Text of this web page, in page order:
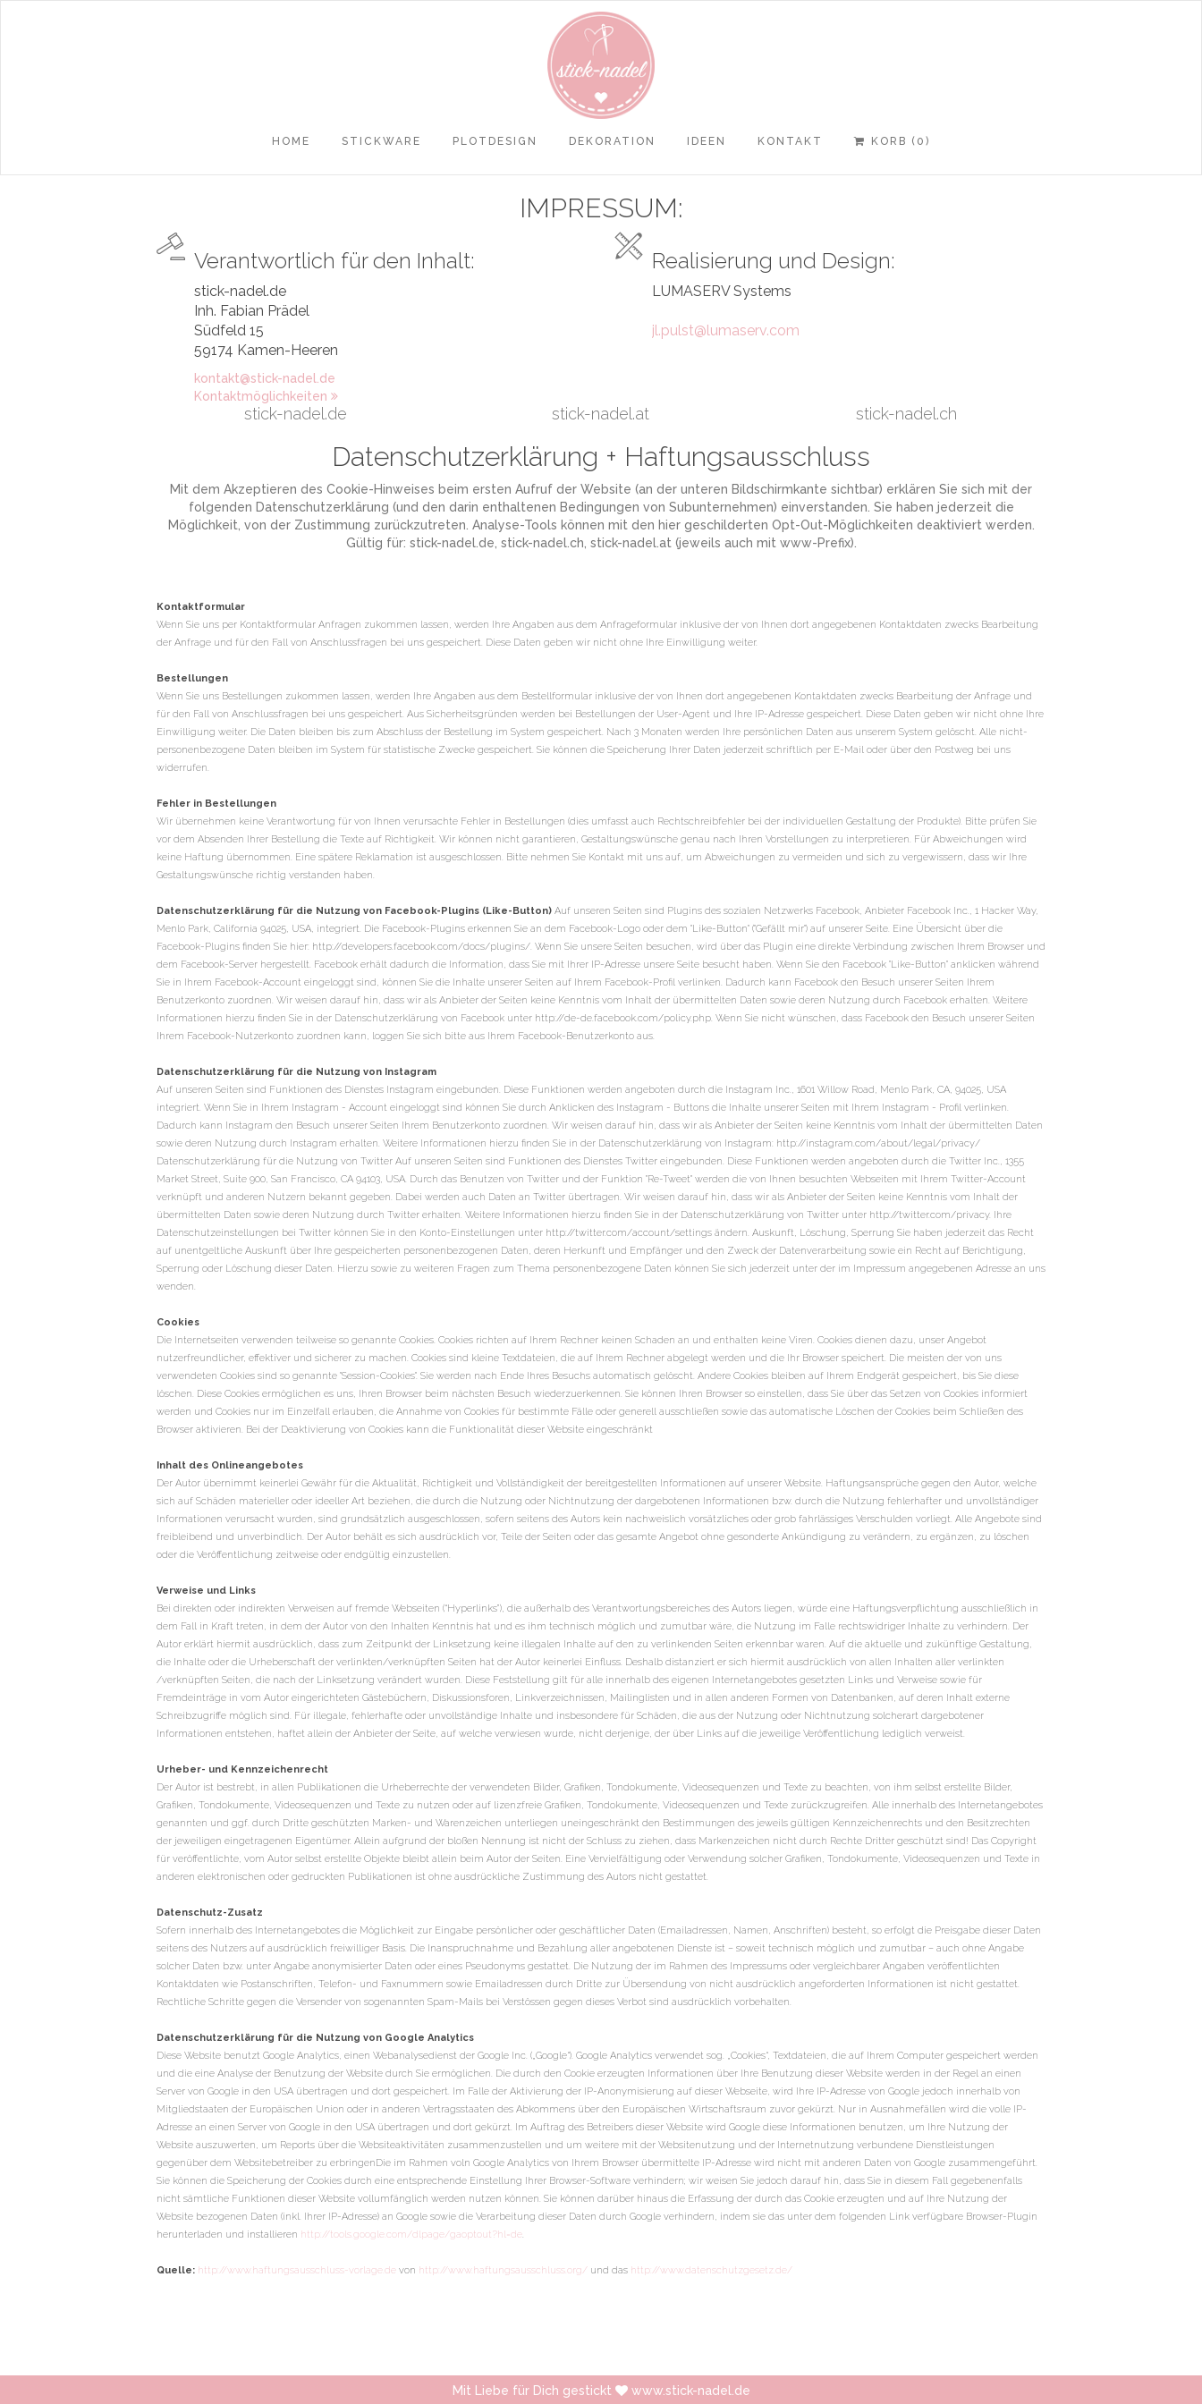
HOME STICKWARE PLOTDESIGN DEKORATION IDEEN KONTAKT KORB ( 0 )
IMPRESSUM:
Verantwortlich für den Inhalt:
stick-nadel.de
Inh. Fabian Prädel
Südfeld 15
59174 Kamen-Heeren
kontakt@stick-nadel.de
Kontaktmöglichkeiten
Realisierung und Design:
LUMASERV Systems
jl.pulst@lumaserv.com
stick-nadel.de stick-nadel.at stick-nadel.ch
Datenschutzerklärung + Haftungsausschluss
Mit dem Akzeptieren des Cookie-Hinweises beim ersten Aufruf der Website (an der unteren Bildschirmkante sichtbar) erklären Sie sich mit der
folgenden Datenschutzerklärung (und den darin enthaltenen Bedingungen von Subunternehmen) einverstanden. Sie haben jederzeit die
Möglichkeit, von der Zustimmung zurückzutreten. Analyse-Tools können mit den hier geschilderten Opt-Out-Möglichkeiten deaktiviert werden.
Gültig für: stick-nadel.de, stick-nadel.ch, stick-nadel.at (jeweils auch mit www-Prefix).
Kontaktformular
Wenn Sie uns per Kontaktformular Anfragen zukommen lassen, werden Ihre Angaben aus dem Anfrageformular inklusive der von Ihnen dort angegebenen Kontaktdaten zwecks Bearbeitung
der Anfrage und für den Fall von Anschlussfragen bei uns gespeichert. Diese Daten geben wir nicht ohne Ihre Einwilligung weiter.
Bestellungen
Wenn Sie uns Bestellungen zukommen lassen, werden Ihre Angaben aus dem Bestellformular inklusive der von Ihnen dort angegebenen Kontaktdaten zwecks Bearbeitung der Anfrage und
für den Fall von Anschlussfragen bei uns gespeichert. Aus Sicherheitsgründen werden bei Bestellungen der User-Agent und Ihre IP-Adresse gespeichert. Diese Daten geben wir nicht ohne Ihre
Einwilligung weiter. Die Daten bleiben bis zum Abschluss der Bestellung im System gespeichert. Nach 3 Monaten werden Ihre persönlichen Daten aus unserem System gelöscht. Alle nicht-
personenbezogene Daten bleiben im System für statistische Zwecke gespeichert. Sie können die Speicherung Ihrer Daten jederzeit schriftlich per E-Mail oder über den Postweg bei uns
widerrufen.
Fehler in Bestellungen
Wir übernehmen keine Verantwortung für von Ihnen verursachte Fehler in Bestellungen (dies umfasst auch Rechtschreibfehler bei der individuellen Gestaltung der Produkte). Bitte prüfen Sie
vor dem Absenden Ihrer Bestellung die Texte auf Richtigkeit. Wir können nicht garantieren, Gestaltungswünsche genau nach Ihren Vorstellungen zu interpretieren. Für Abweichungen wird
keine Haftung übernommen. Eine spätere Reklamation ist ausgeschlossen. Bitte nehmen Sie Kontakt mit uns auf, um Abweichungen zu vermeiden und sich zu vergewissern, dass wir Ihre
Gestaltungswünsche richtig verstanden haben.
Datenschutzerklärung für die Nutzung von Facebook-Plugins (Like-Button) Auf unseren Seiten sind Plugins des sozialen Netzwerks Facebook, Anbieter Facebook Inc., 1 Hacker Way,
Menlo Park, California 94025, USA, integriert. Die Facebook-Plugins erkennen Sie an dem Facebook-Logo oder dem "Like-Button" ("Gefällt mir") auf unserer Seite. Eine Übersicht über die
Facebook-Plugins finden Sie hier: http://developers.facebook.com/docs/plugins/. Wenn Sie unsere Seiten besuchen, wird über das Plugin eine direkte Verbindung zwischen Ihrem Browser und
dem Facebook-Server hergestellt. Facebook erhält dadurch die Information, dass Sie mit Ihrer IP-Adresse unsere Seite besucht haben. Wenn Sie den Facebook "Like-Button" anklicken während
Sie in Ihrem Facebook-Account eingeloggt sind, können Sie die Inhalte unserer Seiten auf Ihrem Facebook-Profil verlinken. Dadurch kann Facebook den Besuch unserer Seiten Ihrem
Benutzerkonto zuordnen. Wir weisen darauf hin, dass wir als Anbieter der Seiten keine Kenntnis vom Inhalt der übermittelten Daten sowie deren Nutzung durch Facebook erhalten. Weitere
Informationen hierzu finden Sie in der Datenschutzerklärung von Facebook unter http://de-de.facebook.com/policy.php. Wenn Sie nicht wünschen, dass Facebook den Besuch unserer Seiten
Ihrem Facebook-Nutzerkonto zuordnen kann, loggen Sie sich bitte aus Ihrem Facebook-Benutzerkonto aus.
Datenschutzerklärung für die Nutzung von Instagram
Auf unseren Seiten sind Funktionen des Dienstes Instagram eingebunden. Diese Funktionen werden angeboten durch die Instagram Inc., 1601 Willow Road, Menlo Park, CA, 94025, USA
integriert. Wenn Sie in Ihrem Instagram - Account eingeloggt sind können Sie durch Anklicken des Instagram - Buttons die Inhalte unserer Seiten mit Ihrem Instagram - Profil verlinken.
Dadurch kann Instagram den Besuch unserer Seiten Ihrem Benutzerkonto zuordnen. Wir weisen darauf hin, dass wir als Anbieter der Seiten keine Kenntnis vom Inhalt der übermittelten Daten
sowie deren Nutzung durch Instagram erhalten. Weitere Informationen hierzu finden Sie in der Datenschutzerklärung von Instagram: http://instagram.com/about/legal/privacy/
Datenschutzerklärung für die Nutzung von Twitter Auf unseren Seiten sind Funktionen des Dienstes Twitter eingebunden. Diese Funktionen werden angeboten durch die Twitter Inc., 1355
Market Street, Suite 900, San Francisco, CA 94103, USA. Durch das Benutzen von Twitter und der Funktion "Re-Tweet" werden die von Ihnen besuchten Webseiten mit Ihrem Twitter-Account
verknüpft und anderen Nutzern bekannt gegeben. Dabei werden auch Daten an Twitter übertragen. Wir weisen darauf hin, dass wir als Anbieter der Seiten keine Kenntnis vom Inhalt der
übermittelten Daten sowie deren Nutzung durch Twitter erhalten. Weitere Informationen hierzu finden Sie in der Datenschutzerklärung von Twitter unter http://twitter.com/privacy. Ihre
Datenschutzeinstellungen bei Twitter können Sie in den Konto-Einstellungen unter http://twitter.com/account/settings ändern. Auskunft, Löschung, Sperrung Sie haben jederzeit das Recht
auf unentgeltliche Auskunft über Ihre gespeicherten personenbezogenen Daten, deren Herkunft und Empfänger und den Zweck der Datenverarbeitung sowie ein Recht auf Berichtigung,
Sperrung oder Löschung dieser Daten. Hierzu sowie zu weiteren Fragen zum Thema personenbezogene Daten können Sie sich jederzeit unter der im Impressum angegebenen Adresse an uns
wenden.
Cookies
Die Internetseiten verwenden teilweise so genannte Cookies. Cookies richten auf Ihrem Rechner keinen Schaden an und enthalten keine Viren. Cookies dienen dazu, unser Angebot
nutzerfreundlicher, effektiver und sicherer zu machen. Cookies sind kleine Textdateien, die auf Ihrem Rechner abgelegt werden und die Ihr Browser speichert. Die meisten der von uns
verwendeten Cookies sind so genannte "Session-Cookies". Sie werden nach Ende Ihres Besuchs automatisch gelöscht. Andere Cookies bleiben auf Ihrem Endgerät gespeichert, bis Sie diese
löschen. Diese Cookies ermöglichen es uns, Ihren Browser beim nächsten Besuch wiederzuerkennen. Sie können Ihren Browser so einstellen, dass Sie über das Setzen von Cookies informiert
werden und Cookies nur im Einzelfall erlauben, die Annahme von Cookies für bestimmte Fälle oder generell ausschließen sowie das automatische Löschen der Cookies beim Schließen des
Browser aktivieren. Bei der Deaktivierung von Cookies kann die Funktionalität dieser Website eingeschränkt
Inhalt des Onlineangebotes
Der Autor übernimmt keinerlei Gewähr für die Aktualität, Richtigkeit und Vollständigkeit der bereitgestellten Informationen auf unserer Website. Haftungsansprüche gegen den Autor, welche
sich auf Schäden materieller oder ideeller Art beziehen, die durch die Nutzung oder Nichtnutzung der dargebotenen Informationen bzw. durch die Nutzung fehlerhafter und unvollständiger
Informationen verursacht wurden, sind grundsätzlich ausgeschlossen, sofern seitens des Autors kein nachweislich vorsätzliches oder grob fahrlässiges Verschulden vorliegt. Alle Angebote sind
freibleibend und unverbindlich. Der Autor behält es sich ausdrücklich vor, Teile der Seiten oder das gesamte Angebot ohne gesonderte Ankündigung zu verändern, zu ergänzen, zu löschen
oder die Veröffentlichung zeitweise oder endgültig einzustellen.
Verweise und Links
Bei direkten oder indirekten Verweisen auf fremde Webseiten (“Hyperlinks”), die außerhalb des Verantwortungsbereiches des Autors liegen, würde eine Haftungsverpflichtung ausschließlich in
dem Fall in Kraft treten, in dem der Autor von den Inhalten Kenntnis hat und es ihm technisch möglich und zumutbar wäre, die Nutzung im Falle rechtswidriger Inhalte zu verhindern. Der
Autor erklärt hiermit ausdrücklich, dass zum Zeitpunkt der Linksetzung keine illegalen Inhalte auf den zu verlinkenden Seiten erkennbar waren. Auf die aktuelle und zukünftige Gestaltung,
die Inhalte oder die Urheberschaft der verlinkten/verknüpften Seiten hat der Autor keinerlei Einfluss. Deshalb distanziert er sich hiermit ausdrücklich von allen Inhalten aller verlinkten
/verknüpften Seiten, die nach der Linksetzung verändert wurden. Diese Feststellung gilt für alle innerhalb des eigenen Internetangebotes gesetzten Links und Verweise sowie für
Fremdeinträge in vom Autor eingerichteten Gästebüchern, Diskussionsforen, Linkverzeichnissen, Mailinglisten und in allen anderen Formen von Datenbanken, auf deren Inhalt externe
Schreibzugriffe möglich sind. Für illegale, fehlerhafte oder unvollständige Inhalte und insbesondere für Schäden, die aus der Nutzung oder Nichtnutzung solcherart dargebotener
Informationen entstehen, haftet allein der Anbieter der Seite, auf welche verwiesen wurde, nicht derjenige, der über Links auf die jeweilige Veröffentlichung lediglich verweist.
Urheber- und Kennzeichenrecht
Der Autor ist bestrebt, in allen Publikationen die Urheberrechte der verwendeten Bilder, Grafiken, Tondokumente, Videosequenzen und Texte zu beachten, von ihm selbst erstellte Bilder,
Grafiken, Tondokumente, Videosequenzen und Texte zu nutzen oder auf lizenzfreie Grafiken, Tondokumente, Videosequenzen und Texte zurückzugreifen. Alle innerhalb des Internetangebotes
genannten und ggf. durch Dritte geschützten Marken- und Warenzeichen unterliegen uneingeschränkt den Bestimmungen des jeweils gültigen Kennzeichenrechts und den Besitzrechten
der jeweiligen eingetragenen Eigentümer. Allein aufgrund der bloßen Nennung ist nicht der Schluss zu ziehen, dass Markenzeichen nicht durch Rechte Dritter geschützt sind! Das Copyright
für veröffentlichte, vom Autor selbst erstellte Objekte bleibt allein beim Autor der Seiten. Eine Vervielfältigung oder Verwendung solcher Grafiken, Tondokumente, Videosequenzen und Texte in
anderen elektronischen oder gedruckten Publikationen ist ohne ausdrückliche Zustimmung des Autors nicht gestattet.
Datenschutz-Zusatz
Sofern innerhalb des Internetangebotes die Möglichkeit zur Eingabe persönlicher oder geschäftlicher Daten (Emailadressen, Namen, Anschriften) besteht, so erfolgt die Preisgabe dieser Daten
seitens des Nutzers auf ausdrücklich freiwilliger Basis. Die Inanspruchnahme und Bezahlung aller angebotenen Dienste ist – soweit technisch möglich und zumutbar – auch ohne Angabe
solcher Daten bzw. unter Angabe anonymisierter Daten oder eines Pseudonyms gestattet. Die Nutzung der im Rahmen des Impressums oder vergleichbarer Angaben veröffentlichten
Kontaktdaten wie Postanschriften, Telefon- und Faxnummern sowie Emailadressen durch Dritte zur Übersendung von nicht ausdrücklich angeforderten Informationen ist nicht gestattet.
Rechtliche Schritte gegen die Versender von sogenannten Spam-Mails bei Verstössen gegen dieses Verbot sind ausdrücklich vorbehalten.
Datenschutzerklärung für die Nutzung von Google Analytics
Diese Website benutzt Google Analytics, einen Webanalysedienst der Google Inc. („Google“). Google Analytics verwendet sog. „Cookies“, Textdateien, die auf Ihrem Computer gespeichert werden
und die eine Analyse der Benutzung der Website durch Sie ermöglichen. Die durch den Cookie erzeugten Informationen über Ihre Benutzung dieser Website werden in der Regel an einen
Server von Google in den USA übertragen und dort gespeichert. Im Falle der Aktivierung der IP-Anonymisierung auf dieser Webseite, wird Ihre IP-Adresse von Google jedoch innerhalb von
Mitgliedstaaten der Europäischen Union oder in anderen Vertragsstaaten des Abkommens über den Europäischen Wirtschaftsraum zuvor gekürzt. Nur in Ausnahmefällen wird die volle IP-
Adresse an einen Server von Google in den USA übertragen und dort gekürzt. Im Auftrag des Betreibers dieser Website wird Google diese Informationen benutzen, um Ihre Nutzung der
Website auszuwerten, um Reports über die Websiteaktivitäten zusammenzustellen und um weitere mit der Websitenutzung und der Internetnutzung verbundene Dienstleistungen
gegenüber dem Websitebetreiber zu erbringenDie im Rahmen voln Google Analytics von Ihrem Browser übermittelte IP-Adresse wird nicht mit anderen Daten von Google zusammengeführt.
Sie können die Speicherung der Cookies durch eine entsprechende Einstellung Ihrer Browser-Software verhindern; wir weisen Sie jedoch darauf hin, dass Sie in diesem Fall gegebenenfalls
nicht sämtliche Funktionen dieser Website vollumfänglich werden nutzen können. Sie können darüber hinaus die Erfassung der durch das Cookie erzeugten und auf Ihre Nutzung der
Website bezogenen Daten (inkl. Ihrer IP-Adresse) an Google sowie die Verarbeitung dieser Daten durch Google verhindern, indem sie das unter dem folgenden Link verfügbare Browser-Plugin
herunterladen und installieren http://tools.google.com/dlpage/gaoptout?hl=de.
Quelle: http://www.haftungsausschluss-vorlage.de von http://www.haftungsausschluss.org/ und das http://www.datenschutzgesetz.de/
Mit Liebe für Dich gestickt www.stick-nadel.de